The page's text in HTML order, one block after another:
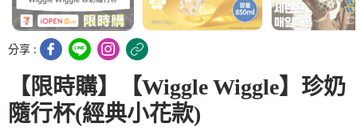
分享 :
【限時購】【Wiggle Wiggle】珍奶
隨行杯(經典小花款)